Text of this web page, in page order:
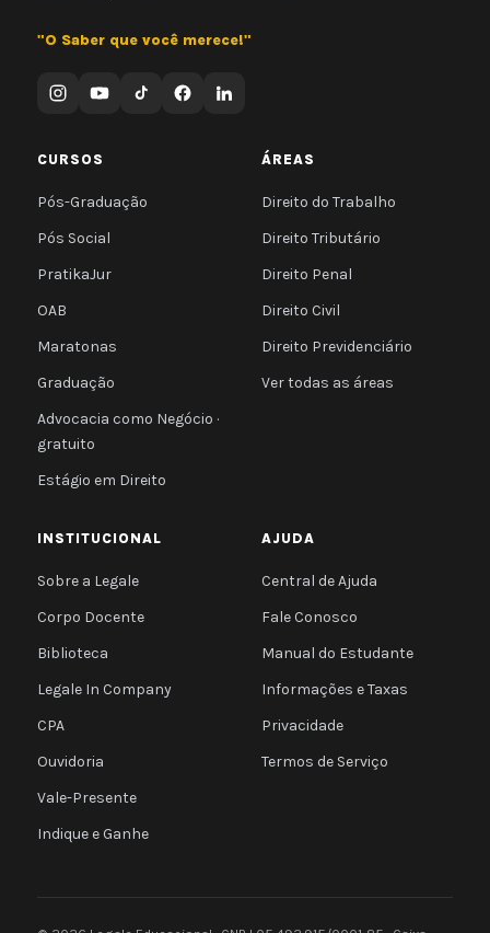
"O Saber que você merece!"
CURSOS
Pós-Graduação
Pós Social
PratikaJur
OAB
Maratonas
Graduação
Advocacia como Negócio ·
gratuito
Estágio em Direito
ÁREAS
Direito do Trabalho
Direito Tributário
Direito Penal
Direito Civil
Direito Previdenciário
Ver todas as áreas
INSTITUCIONAL
Sobre a Legale
Corpo Docente
Biblioteca
Legale In Company
CPA
Ouvidoria
Vale-Presente
Indique e Ganhe
AJUDA
Central de Ajuda
Fale Conosco
Manual do Estudante
Informações e Taxas
Privacidade
Termos de Serviço